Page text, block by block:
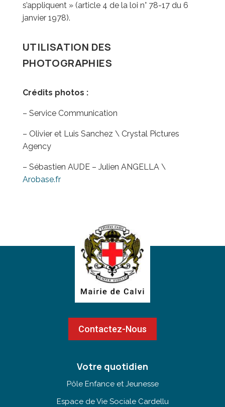
s’appliquent » (article 4 de la loi n° 78-17 du 6
janvier 1978).
UTILISATION DES
PHOTOGRAPHIES
Crédits photos :
– Service Communication
– Olivier et Luis Sanchez \ Crystal Pictures
Agency
– Sébastien AUDE – Julien ANGELLA \
Arobase.fr
Contactez-Nous
Votre quotidien
Pôle Enfance et Jeunesse
Espace de Vie Sociale Cardellu